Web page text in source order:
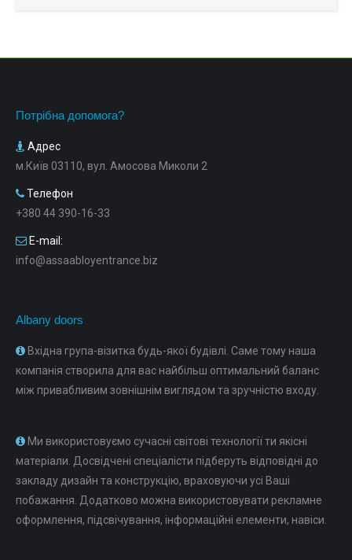
Потрібна допомога?
Адрес
м.Київ 03110, вул. Амосова Миколи 2
Телефон
+380 44 390-16-33
E-mail:
info@assaabloyentrance.biz
Albany doors
Вхідна група-візитка будь-якої будівлі. Саме тому наша
компанія створила для вас найбільш оптимальний баланс
між привабливим зовнішнім виглядом та зручністю входу.
Ми використовуємо сучасні світові технології ти якісні
матеріали. Досвідчені спеціалісти підберуть відповідні до
закладу дизайн та конструкцію, враховуючи усі Ваші
побажання. Додатково можна використовувати рекламне
оформлення, підсвічування, інформаційні елементи, навіси.